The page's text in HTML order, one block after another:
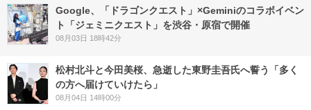
Google、「ドラゴンクエスト」×Geminiのコラボイベン
ト「ジェミニクエスト」を渋谷・原宿で開催
08月03日 18時42分
松村北斗と今田美桜、急逝した東野圭吾氏へ誓う「多く
の方へ届けていけたら」
08月04日 14時00分